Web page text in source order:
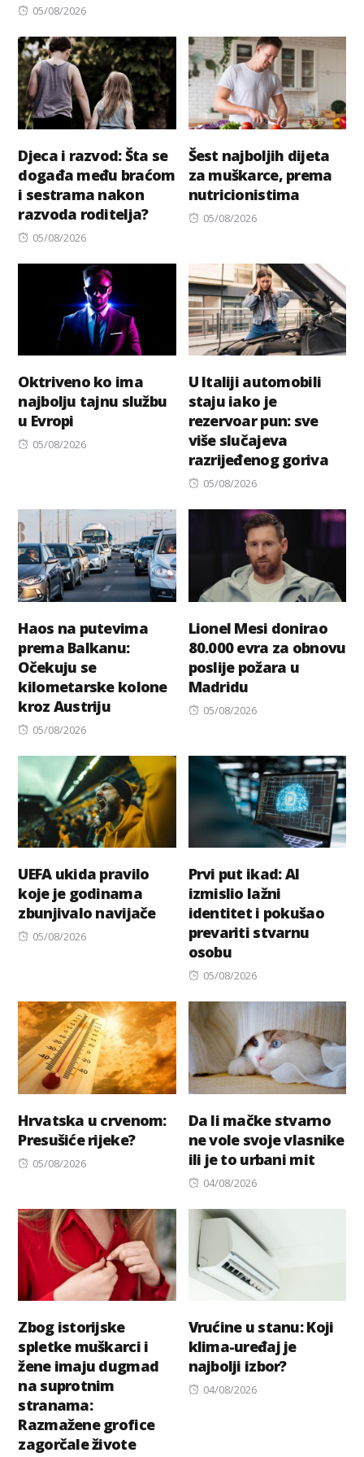
Posted
05/08/2026
Djeca i razvod: Šta se
događa među braćom
i sestrama nakon
razvoda roditelja?
Posted
05/08/2026
Šest najboljih dijeta
za muškarce, prema
nutricionistima
Posted
05/08/2026
Oktriveno ko ima
najbolju tajnu službu
u Evropi
Posted
05/08/2026
U Italiji automobili
staju iako je
rezervoar pun: sve
više slučajeva
razrijeđenog goriva
Posted
05/08/2026
Haos na putevima
prema Balkanu:
Očekuju se
kilometarske kolone
kroz Austriju
Posted
05/08/2026
Lionel Mesi donirao
80.000 evra za obnovu
poslije požara u
Madridu
Posted
05/08/2026
UEFA ukida pravilo
koje je godinama
zbunjivalo navijače
Posted
05/08/2026
Prvi put ikad: AI
izmislio lažni
identitet i pokušao
prevariti stvarnu
osobu
Posted
05/08/2026
Hrvatska u crvenom:
Presušiće rijeke?
Posted
05/08/2026
Da li mačke stvarno
ne vole svoje vlasnike
ili je to urbani mit
Posted
04/08/2026
Zbog istorijske
spletke muškarci i
žene imaju dugmad
na suprotnim
stranama:
Razmažene grofice
zagorčale živote
Vrućine u stanu: Koji
klima-uređaj je
najbolji izbor?
Posted
04/08/2026